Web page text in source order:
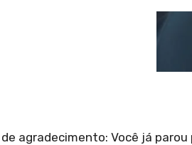
agradecimento: Você já